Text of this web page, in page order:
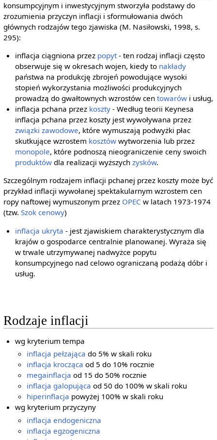
konsumpcyjnym i inwestycyjnym stworzyła podstawy do
zrozumienia przyczyn inflacji i sformułowania dwóch
głównych rodzajów tego zjawiska (M. Nasiłowski, 1998, s.
295):
inflacja ciągniona przez popyt- ten rodzaj inflacji często
obserwuje się w okresach wojen, kiedy to nakłady
państwa na produkcję zbrojeń powodujące wysoki
stopień wykorzystania możliwości produkcyjnych
prowadzą do gwałtownych wzrostów centowarów i usług,
inflacja pchana przez koszty - Według teorii Keynesa
inflacja pchana przez koszty jest wywoływana przez
związki zawodowe, które wymuszają podwyżki płac
skutkujące wzrostem kosztów wytworzenia lub przez
monopole, które podnoszą nieograniczenie ceny swoich
produktów dla realizacji wyższychzysków.
Szczególnym rodzajem inflacji pchanej przez koszty może być
przykład inflacji wywołanej spektakularnym wzrostem cen
ropy naftowej wymuszonym przez OPEC w latach 1973-1974
(tzw. Szok cenowy)
inflacja ukryta - jest zjawiskiem charakterystycznym dla
krajów o gospodarce centralnie planowanej. Wyraża się
w trwale utrzymywanej nadwyżce popytu
konsumpcyjnego nad celowo ograniczaną podażą dóbr i
usług.
Rodzaje inflacji
wg kryterium tempa
inflacja pełzająca do 5% w skali roku
inflacja krocząca od 5 do 10% rocznie
megainflacja od 15 do 50% rocznie
inflacja galopująca od 50 do 100% w skali roku
hiperinflacja powyżej 100% w skali roku
wg kryterium przyczyny
inflacja endogeniczna
inflacja egzogeniczna